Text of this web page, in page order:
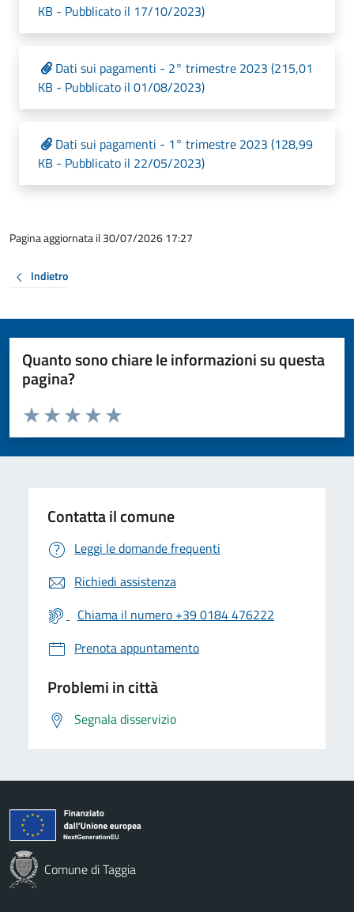
KB - Pubblicato il 17/10/2023)
Dati sui pagamenti - 2° trimestre 2023 (215,01
KB - Pubblicato il 01/08/2023)
Dati sui pagamenti - 1° trimestre 2023 (128,99
KB - Pubblicato il 22/05/2023)
Pagina aggiornata il 30/07/2026 17:27
Indietro
Quanto sono chiare le informazioni su questa
pagina?
Valuta da 1 a 5 stelle la pagina
Valuta 5 stelle su 5
Valuta 4 stelle su 5
Valuta 3 stelle su 5
Valuta 2 stelle su 5
Valuta 1 stelle su 5
Contatta il comune
Leggi le domande frequenti
Richiedi assistenza
Chiama il numero +39 0184 476222
Prenota appuntamento
Problemi in città
Segnala disservizio
Comune di Taggia